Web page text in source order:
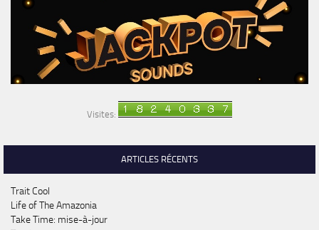
Visites:
ARTICLES RÉCENTS
Trait Cool
Life of The Amazonia
Take Time: mise-à-jour